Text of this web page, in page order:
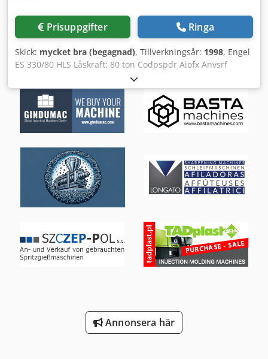
Prisuppgifter Ringa
Skick: mycket bra (begagnad), Tillverkningsår: 1998, Engel
ES 330/80 HLS Låskraft: 80 ton Codpspdr Aiofx Anvsrf
Tillverkningsår: 1998 Skruvdiameter: 35 mm Slagvolym: 154
cm³ Förstorad formplatta: 660 x 560 mm Minsta formhöjd:
200 mm
Annonsera här